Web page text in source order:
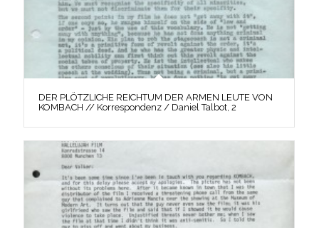
DER PLÖTZLICHE REICHTUM DER ARMEN LEUTE VON
KOMBACH // Korrespondenz / Daniel Talbot, 2